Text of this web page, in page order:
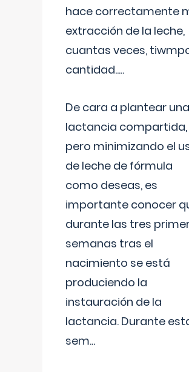
hace correctamente
extracción de la leche,
cuantas veces,
cantidad.....
De cara a plantear una
lactancia compartida,
pero minimizando el
de leche de fórmula
como deseas, es
importante conocer
durante las tres
semanas tras el
nacimiento se está
produciendo la
instauración de la
lactancia. Durante
sem...